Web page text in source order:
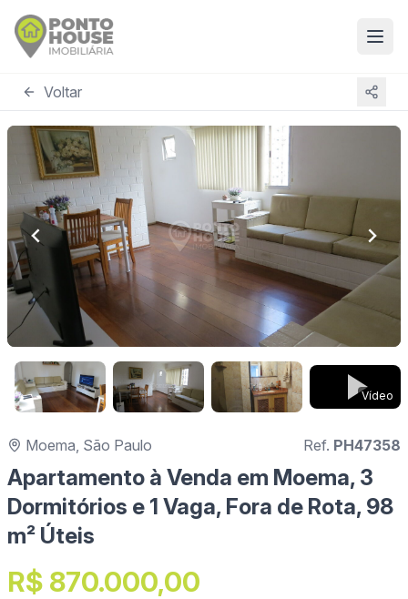
Voltar
Vídeo
Moema, São Paulo Ref. PH47358
Apartamento à Venda em Moema, 3
Dormitórios e 1 Vaga, Fora de Rota, 98
m² Úteis
R$ 870.000,00